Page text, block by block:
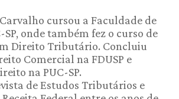
cursou a Faculdade de
onde também fez o curso de
Direito Tributário. Concluiu
Comercial na FDUSP e
na PUC-SP.
de Estudos Tributários e